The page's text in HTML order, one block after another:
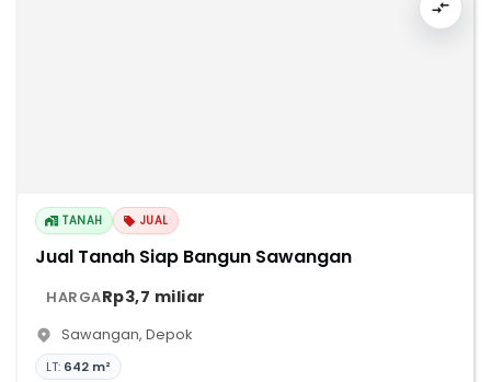
TANAH JUAL
Jual Tanah Siap Bangun Sawangan
HARGARp3,7 miliar
Sawangan, Depok
LT: 642 m²